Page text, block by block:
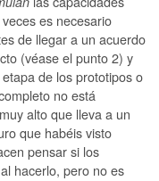
es necesario
de llegar a un acuerdo
(véase el punto 2) y
de los prototipos o
no está
alto que lleva a un
que habéis visto
pensar si los
hacerlo, pero no es